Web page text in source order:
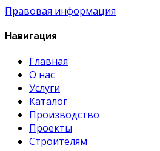
Правовая информация
Навигация
Главная
О нас
Услуги
Каталог
Производство
Проекты
Строителям